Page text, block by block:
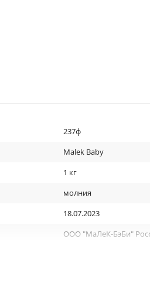
237ф
Malek Baby
1 кг
молния
18.07.2023
ООО "МаЛеК-БэБи"